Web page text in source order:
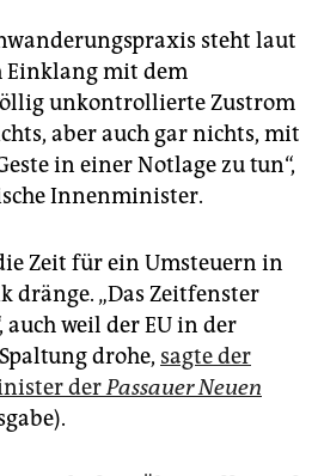
steht laut
mit dem
unkontrollierte Zustrom
aber auch gar nichts, mit
in einer Notlage zu tun“,
Innenminister.
Zeit für ein Umsteuern in
„Das Zeitfenster
weil der EU in der
drohe, sagte der
derPassauer Neuen